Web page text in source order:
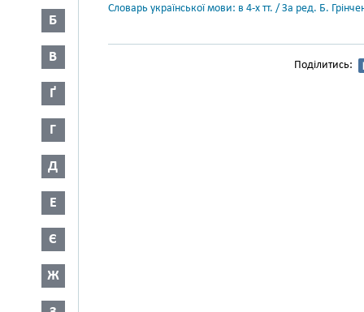
Б
В
Ґ
Г
Д
Е
Є
Ж
Словарь української мови: в 4-х тт. / За ред. Б.
Поділитись: